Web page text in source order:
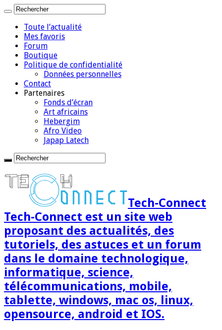
Toute l’actualité
Mes favoris
Forum
Boutique
Politique de confidentialité
Données personnelles
Contact
Partenaires
Fonds d’écran
Art africains
Hebergim
Afro Video
Japap Latech
Tech-Connect
Tech-Connect est un site web
proposant des actualités, des
tutoriels, des astuces et un forum
dans le domaine technologique,
informatique, science,
télécommunications, mobile,
tablette, windows, mac os, linux,
opensource, android et IOS.